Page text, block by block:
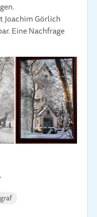
Joachim Görlich
Eine Nachfrage